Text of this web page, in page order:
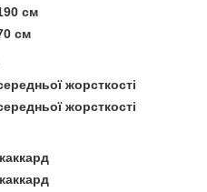
см
см
жорсткості
жорсткості